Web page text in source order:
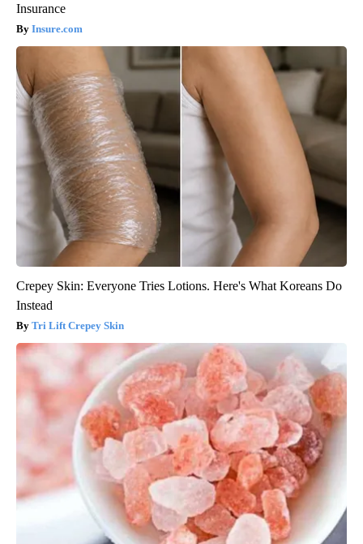
Insurance
Insure.com
Crepey Skin: Everyone Tries Lotions. Here's What Koreans Do
Instead
Tri Lift Crepey Skin